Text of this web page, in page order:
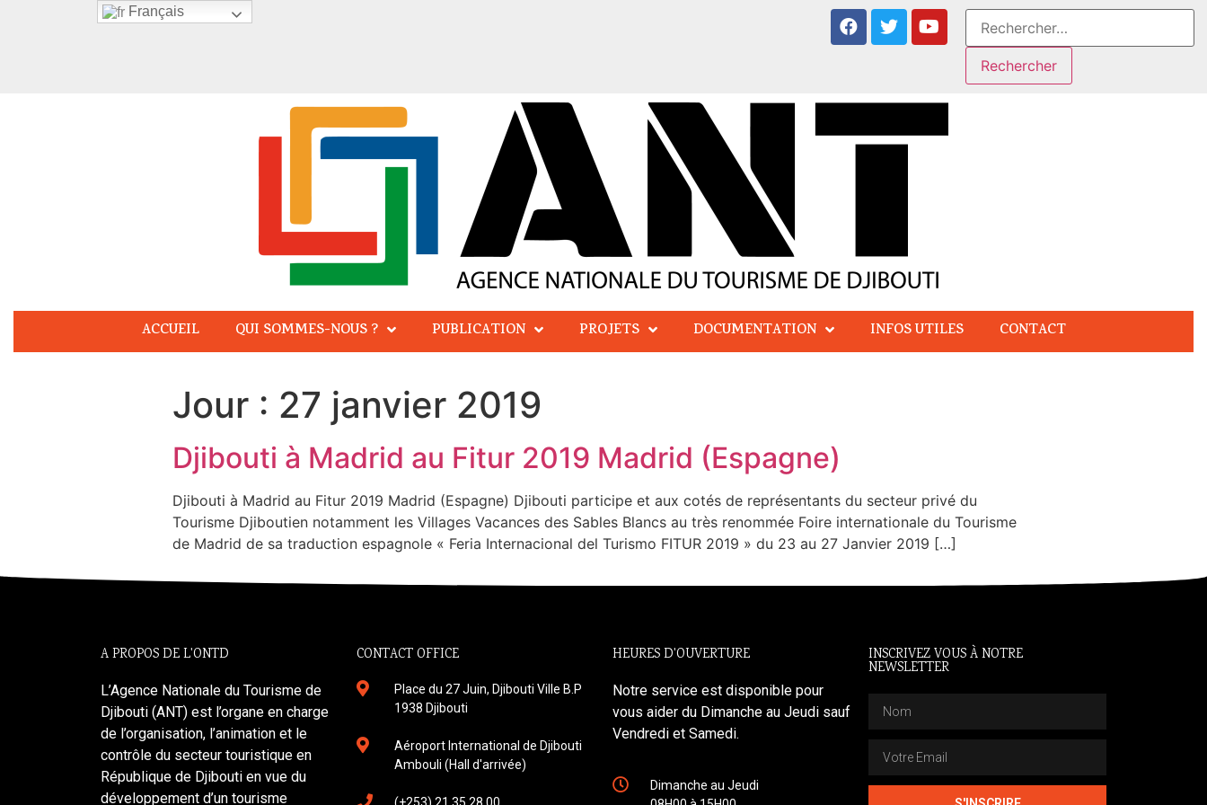
ACCUEIL QUI SOMMES-NOUS ? PUBLICATION PROJETS DOCUMENTATION INFOS UTILES CONTACT
Jour : 27 janvier 2019
Djibouti à Madrid au Fitur 2019 Madrid (Espagne)
Djibouti à Madrid au Fitur 2019 Madrid (Espagne) Djibouti participe et aux cotés de représentants du secteur privé du
Tourisme Djiboutien notamment les Villages Vacances des Sables Blancs au très renommée Foire internationale du Tourisme
de Madrid de sa traduction espagnole « Feria Internacional del Turismo FITUR 2019 » du 23 au 27 Janvier 2019 […]
A PROPOS DE L'ONTD
L’Agence Nationale du Tourisme de
Djibouti (ANT) est l’organe en charge
de l’organisation, l’animation et le
contrôle du secteur touristique en
République de Djibouti en vue du
développement d’un tourisme
CONTACT OFFICE
Place du 27 Juin, Djibouti Ville B.P
1938 Djibouti
Aéroport International de Djibouti
Ambouli (Hall d'arrivée)
HEURES D'OUVERTURE
Notre service est disponible pour
vous aider du Dimanche au Jeudi sauf
Vendredi et Samedi.
Dimanche au Jeudi
INSCRIVEZ VOUS À NOTRE
NEWSLETTER
Français